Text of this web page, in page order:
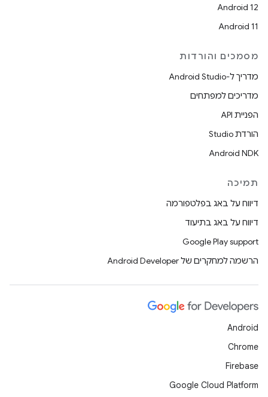
Android 12
Android 11
מסמכים והורדות
מדריך ל-Android Studio
מדריכים למפתחים
הפניית API
הורדת Studio
Android NDK
תמיכה
דיווח על באג בפלטפורמה
דיווח על באג בתיעוד
Google Play support
הרשמה למחקרים של Android Developer
Android
Chrome
Firebase
Google Cloud Platform